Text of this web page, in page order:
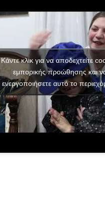
Κάντε κλικ για να αποδεχτείτε
εμπορικής προώθησης και
ενεργοποιήσετε αυτό το